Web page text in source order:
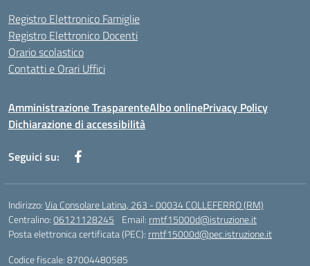
Registro Elettronico Famiglie
Registro Elettronico Docenti
Orario scolastico
Contatti e Orari Uffici
Amministrazione TrasparenteAlbo onlinePrivacy Policy
Dichiarazione di accessibilità
Seguici su:
Indirizzo:Via Consolare Latina, 263 - 00034 COLLEFERRO (RM)
Centralino:06121128245 Email: rmtf15000d@istruzione.it
Posta elettronica certificata (PEC): rmtf15000d@pec.istruzione.it
Codice fiscale: 87004480585